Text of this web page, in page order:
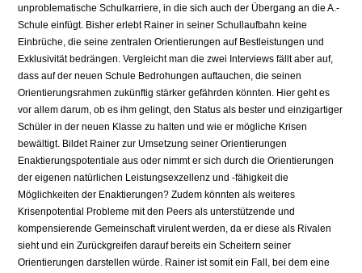
unproblematische Schulkarriere, in die sich auch der Übergang an die A.-
Schule einfügt. Bisher erlebt Rainer in seiner Schullaufbahn keine
Einbrüche, die seine zentralen Orientierungen auf Bestleistungen und
Exklusivität bedrängen. Vergleicht man die zwei Interviews fällt aber auf,
dass auf der neuen Schule Bedrohungen auftauchen, die seinen
Orientierungsrahmen zukünftig stärker gefährden könnten. Hier geht es
vor allem darum, ob es ihm gelingt, den Status als bester und einzigartiger
Schüler in der neuen Klasse zu halten und wie er mögliche Krisen
bewältigt. Bildet Rainer zur Umsetzung seiner Orientierungen
Enaktierungspotentiale aus oder nimmt er sich durch die Orientierungen
der eigenen natürlichen Leistungsexzellenz und -fähigkeit die
Möglichkeiten der Enaktierungen? Zudem könnten als weiteres
Krisenpotential Probleme mit den Peers als unterstützende und
kompensierende Gemeinschaft virulent werden, da er diese als Rivalen
sieht und ein Zurückgreifen darauf bereits ein Scheitern seiner
Orientierungen darstellen würde. Rainer ist somit ein Fall, bei dem eine